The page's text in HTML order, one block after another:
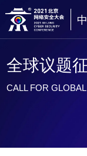
全球议题
CALL FOR